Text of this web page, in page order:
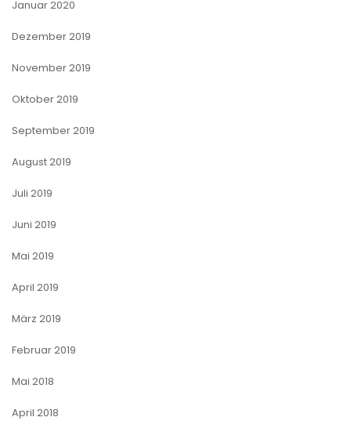
Januar 2020
Dezember 2019
November 2019
Oktober 2019
September 2019
August 2019
Juli 2019
Juni 2019
Mai 2019
April 2019
März 2019
Februar 2019
Mai 2018
April 2018